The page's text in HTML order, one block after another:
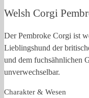
Welsh Corgi
Der Pembroke Corgi ist
Lieblingshund der
und dem fuchsähnlichen
unverwechselbar.
Charakter & Wesen